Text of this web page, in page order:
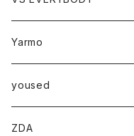
スカート
トップス
ベスト
トップス
Ｔシャツ
Yarmo
アウター
コート
小物
yoused
ZDA